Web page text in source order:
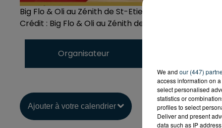
Big Flo & Oli au Zénith de St-Etienne
Crédit : Big Flo & Oli au Zénith de St-Etienne
Organisateur
Ajouter à votre calendrier
We and our (447)
access information on
select personalised
statistics or
profiles to select
Deliver and present
data such as IP